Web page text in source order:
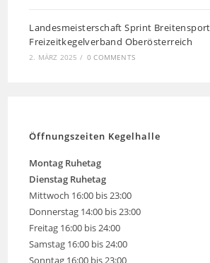
Landesmeisterschaft Sprint
Freizeitkegelverband Oberösterreich
2. MÄRZ 2025 / 0 COMMENTS
Öffnungszeiten Kegelhalle
Montag Ruhetag
Dienstag Ruhetag
Mittwoch 16:00 bis 23:00
Donnerstag 14:00 bis 23:00
Freitag 16:00 bis 24:00
Samstag 16:00 bis 24:00
Sonntag 16:00 bis 23:00